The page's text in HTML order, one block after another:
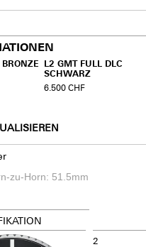
L2 GMT FULL DLC
SCHWARZ
6.500 CHF
2